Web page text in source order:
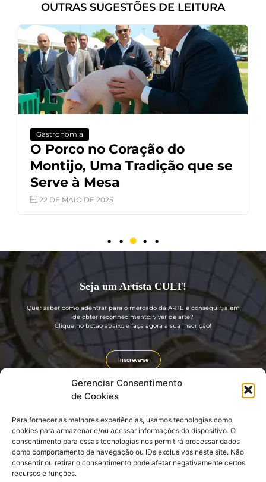
Gerenciar Consentimento
de Cookies
Para fornecer as melhores experiências, usamos tecnologias como
cookies para armazenar e/ou acessar informações do dispositivo. O
consentimento para essas tecnologias nos permitirá processar dados
como comportamento de navegação ou IDs exclusivos neste site. Não
consentir ou retirar o consentimento pode afetar negativamente certos
recursos e funções.
OUTRAS SUGESTÕES DE LEITURA
Gastronomia
O Porco no Coração do
Montijo, Uma Tradição que se
Serve à Mesa
22 DE MAIO DE 2025
Seja um Artista CULT!
Quer saber como adentrar para o mercado da ARTE e conseguir, além
de obter reconhecimento, viver de arte?
Clique no botão abaixo e faça agora a sua inscrição!
Inscreva-se
Guia rápido
Sobre nós
Seja um Artista CULT! (GRÁTIS)
Seja um Embaixador CULT!
Login: EMBAIXADOR CULT
Divulgação
Portal GIRO CULT
Revista GIRO CULT
Agenda Cultural e Turística